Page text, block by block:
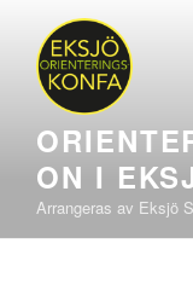
innehåll
ON I
Arrangeras av Eksjö